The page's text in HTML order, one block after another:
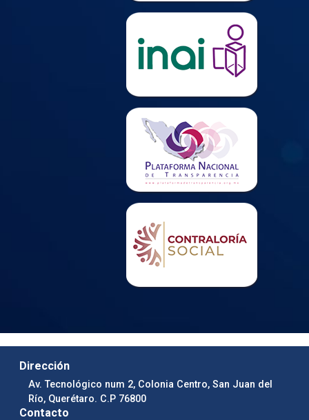
Dirección
Av. Tecnológico num 2, Colonia Centro, San Juan del
Río, Querétaro. C.P 76800
Contacto